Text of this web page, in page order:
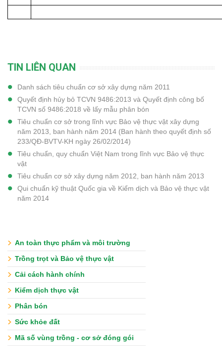
TIN LIÊN QUAN
Danh sách tiêu chuẩn cơ sở xây dựng năm 2011
Quyết định hủy bỏ TCVN 9486:2013 và Quyết định công bố
TCVN số 9486:2018 về lấy mẫu phân bón
Tiêu chuẩn cơ sở trong lĩnh vực Bảo vệ thực vật xây dựng
năm 2013, ban hành năm 2014 (Ban hành theo quyết định số
233/QĐ-BVTV-KH ngày 26/02/2014)
Tiêu chuẩn, quy chuẩn Việt Nam trong lĩnh vực Bảo vệ thực
vật
Tiêu chuẩn cơ sở xây dựng năm 2012, ban hành năm 2013
Qui chuẩn kỹ thuật Quốc gia về Kiểm dịch và Bảo vệ thực vật
năm 2014
An toàn thực phẩm và môi trường
Trồng trọt và Bảo vệ thực vật
Cải cách hành chính
Kiểm dịch thực vật
Phân bón
Sức khỏe đất
Mã số vùng trồng - cơ sở đóng gói